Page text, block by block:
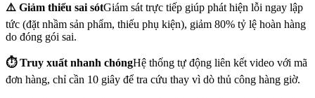
⚠️ Giảm thiểu sai sótGiám sát trực tiếp giúp phát hiện lỗi ngay lập
tức (đặt nhầm sản phẩm, thiếu phụ kiện), giảm 80% tỷ lệ hoàn hàng
do đóng gói sai.
⏱️ Truy xuất nhanh chóngHệ thống tự động liên kết video với mã
đơn hàng, chỉ cần 10 giây để tra cứu thay vì dò thủ công hàng giờ.